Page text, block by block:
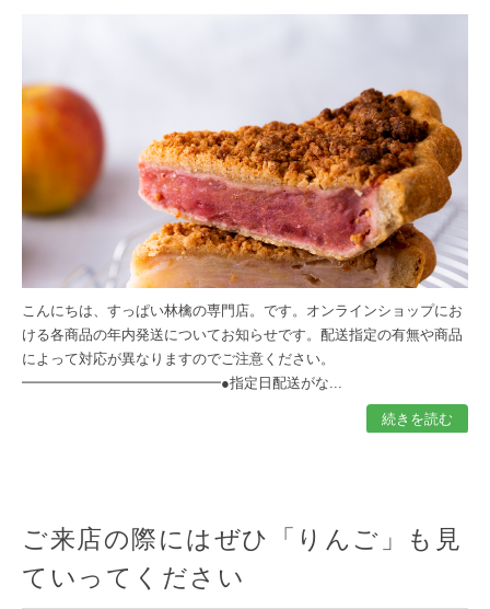
こんにちは、すっぱい林檎の専門店。です。オンラインショップにお
ける各商品の年内発送についてお知らせです。配送指定の有無や商品
によって対応が異なりますのでご注意ください。
━━━━━━━━━━━━━━●指定日配送がな...
続きを読む
ご来店の際にはぜひ「りんご」も見
ていってください